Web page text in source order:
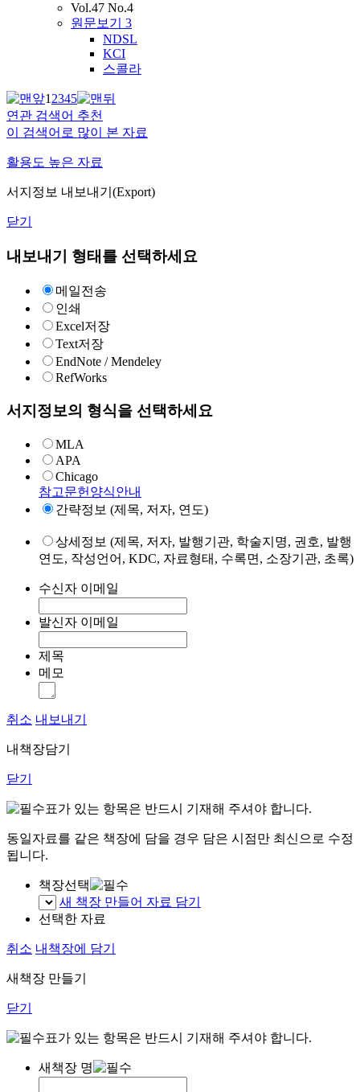
Vol.47 No.4
원문보기 3
NDSL
KCI
스콜라
12345
연관 검색어 추천
이 검색어로 많이 본 자료
활용도 높은 자료
서지정보 내보내기(Export)
닫기
내보내기 형태를 선택하세요
메일전송
인쇄
Excel저장
Text저장
EndNote / Mendeley
RefWorks
서지정보의 형식을 선택하세요
MLA
APA
Chicago
참고문헌양식안내
간략정보 (제목, 저자, 연도)
상세정보 (제목, 저자, 발행기관, 학술지명, 권호, 발행
연도, 작성언어, KDC, 자료형태, 수록면, 소장기관, 초록)
수신자 이메일
발신자 이메일
제목
메모
취소 내보내기
내책장담기
닫기
표가 있는 항목은 반드시 기재해 주셔야 합니다.
동일자료를 같은 책장에 담을 경우 담은 시점만 최신으로 수정
됩니다.
책장선택
새 책장 만들어 자료 담기
선택한 자료
취소 내책장에 담기
새책장 만들기
닫기
표가 있는 항목은 반드시 기재해 주셔야 합니다.
새책장 명